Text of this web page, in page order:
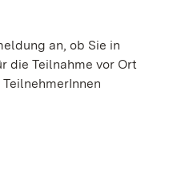
an, ob Sie in
die Teilnahme vor Ort